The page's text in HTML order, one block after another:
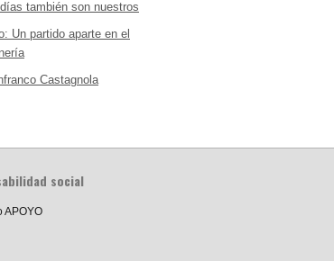
también son nuestros
Un partido aparte en el
Castagnola
social
APOYO